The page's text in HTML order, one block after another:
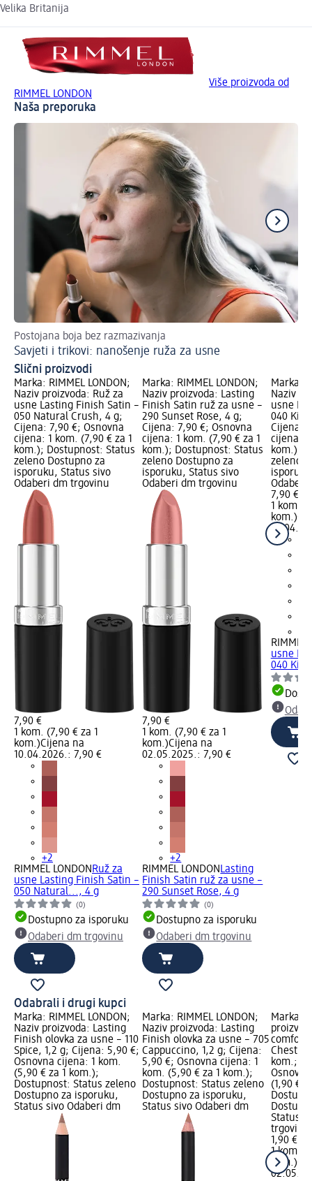
Velika Britanija
Više proizvoda od
RIMMEL LONDON
Naša preporuka
Postojana boja bez razmazivanja
Savjeti i trikovi: nanošenje ruža za usne
Slični proizvodi
Marka: RIMMEL LONDON;
Naziv proizvoda: Ruž za
usne Lasting Finish Satin –
050 Natural Crush, 4 g;
Cijena: 7,90 €; Osnovna
cijena: 1 kom. (7,90 € za 1
kom.); Dostupnost: Status
zeleno Dostupno za
isporuku, Status sivo
Odaberi dm trgovinu
7,90 €
1 kom. (7,90 € za 1
kom.)Cijena na
10.04.2026.: 7,90 €
+2
RIMMEL LONDONRuž za
usne Lasting Finish Satin –
050 Natural..., 4 g
(0)
Dostupno za isporuku
Odaberi dm trgovinu
Marka: RIMMEL LONDON;
Naziv proizvoda: Lasting
Finish Satin ruž za usne –
290 Sunset Rose, 4 g;
Cijena: 7,90 €; Osnovna
cijena: 1 kom. (7,90 € za 1
kom.); Dostupnost: Status
zeleno Dostupno za
isporuku, Status sivo
Odaberi dm trgovinu
7,90 €
1 kom. (7,90 € za 1
kom.)Cijena na
02.05.2025.: 7,90 €
+2
RIMMEL LONDONLasting
Finish Satin ruž za usne –
290 Sunset Rose, 4 g
(0)
Dostupno za isporuku
Odaberi dm trgovinu
Marka:
Naziv
usne
040
Cijena:
cijena: 1
kom.);
zeleno
Odaberi
7,90 €
1 kom.
kom.)
RIMMEL
usne
040
Odabrali i drugi kupci
Marka: RIMMEL LONDON;
Naziv proizvoda: Lasting
Finish olovka za usne – 110
Spice, 1,2 g; Cijena: 5,90 €;
Osnovna cijena: 1 kom.
(5,90 € za 1 kom.);
Dostupnost: Status zeleno
Dostupno za isporuku,
Status sivo Odaberi dm
Marka: RIMMEL LONDON;
Naziv proizvoda: Lasting
Finish olovka za usne – 705
Cappuccino, 1,2 g; Cijena:
5,90 €; Osnovna cijena: 1
kom. (5,90 € za 1 kom.);
Dostupnost: Status zeleno
Dostupno za isporuku,
Status sivo Odaberi dm
Marka:
comfort
kom.;
(1,90 €
Status
trgovinu
1,90 €
1 kom.
kom.)